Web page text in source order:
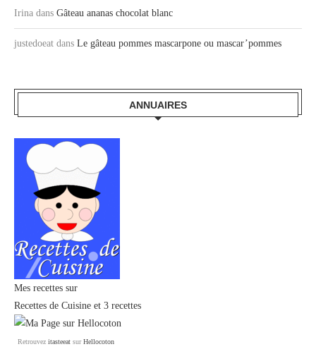
Irina dans Gâteau ananas chocolat blanc
justedoeat dans Le gâteau pommes mascarpone ou mascar’pommes
ANNUAIRES
Mes recettes sur
Recettes de Cuisine et 3 recettes
Retrouvez itasteeat surHellocoton